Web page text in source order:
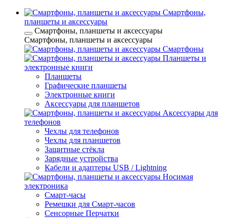
Смартфоны,
планшеты и аксессуары
Смартфоны, планшеты и аксессуары
Смартфоны, планшеты и аксессуары
Смартфоны
Планшеты и
электронные книги
Планшеты
Графические планшеты
Электронные книги
Аксессуары для планшетов
Аксессуары для
телефонов
Чехлы для телефонов
Чехлы для планшетов
Защитные стёкла
Зарядные устройства
Кабели и адаптеры USB / Lightning
Носимая
электроника
Смарт-часы
Ремешки для Смарт-часов
Сенсорные Перчатки